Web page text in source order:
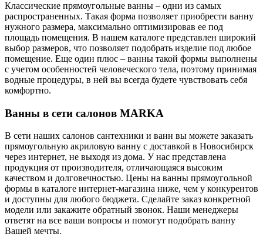
Классические прямоугольные ванны – одни из самых
распространенных. Такая форма позволяет приобрести ванну
нужного размера, максимально оптимизировав ее под
площадь помещения. В нашем каталоге представлен широкий
выбор размеров, что позволяет подобрать изделие под любое
помещение. Еще один плюс – ванны такой формы выполнены
с учетом особенностей человеческого тела, поэтому принимая
водные процедуры, в ней вы всегда будете чувствовать себя
комфортно.
Ванны в сети салонов MARKA
В сети наших салонов сантехники и ванн вы можете заказать
прямоугольную акриловую ванну с доставкой в Новосибирск
через интернет, не выходя из дома. У нас представлена
продукция от производителя, отличающаяся высоким
качеством и долговечностью. Цены на ванны прямоугольной
формы в каталоге интернет-магазина ниже, чем у конкурентов
и доступны для любого бюджета. Сделайте заказ конкретной
модели или закажите обратный звонок. Наши менеджеры
ответят на все ваши вопросы и помогут подобрать ванну
Вашей мечты.